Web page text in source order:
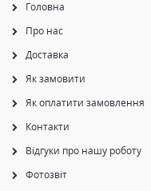
Головна
Про нас
Доставка
Як замовити
Як оплатити замовлення
Контакти
Відгуки про нашу роботу
Фотозвіт